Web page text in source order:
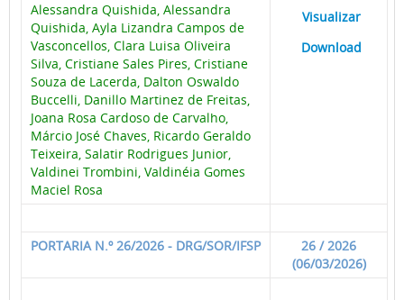
Alessandra Quishida, Alessandra
Quishida, Ayla Lizandra Campos de
Vasconcellos, Clara Luisa Oliveira
Silva, Cristiane Sales Pires, Cristiane
Souza de Lacerda, Dalton Oswaldo
Buccelli, Danillo Martinez de Freitas,
Joana Rosa Cardoso de Carvalho,
Márcio José Chaves, Ricardo Geraldo
Teixeira, Salatir Rodrigues Junior,
Valdinei Trombini, Valdinéia Gomes
Maciel Rosa
Visualizar
Download
PORTARIA N.º 26/2026 - DRG/SOR/IFSP
26 / 2026
(06/03/2026)